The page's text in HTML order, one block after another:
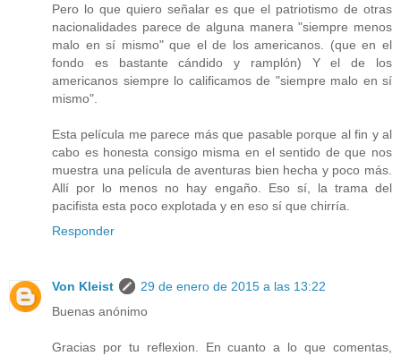
Pero lo que quiero señalar es que el patriotismo de otras
nacionalidades parece de alguna manera "siempre menos
malo en sí mismo" que el de los americanos. (que en el
fondo es bastante cándido y ramplón) Y el de los
americanos siempre lo calificamos de "siempre malo en sí
mismo".
Esta película me parece más que pasable porque al fin y al
cabo es honesta consigo misma en el sentido de que nos
muestra una película de aventuras bien hecha y poco más.
Allí por lo menos no hay engaño. Eso sí, la trama del
pacifista esta poco explotada y en eso sí que chirría.
Responder
Von Kleist
29 de enero de 2015 a las 13:22
Buenas anónimo
Gracias por tu reflexion. En cuanto a lo que comentas,